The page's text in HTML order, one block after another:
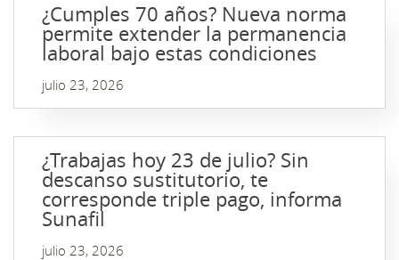
¿Cumples 70 años? Nueva norma
permite extender la permanencia
laboral bajo estas condiciones
julio 23, 2026
¿Trabajas hoy 23 de julio? Sin
descanso sustitutorio, te
corresponde triple pago, informa
Sunafil
julio 23, 2026